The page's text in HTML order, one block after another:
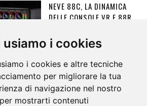
usiamo i cookies
i cookies e altre tecniche
per migliorare la tua
di navigazione nel nostro
mostrarti contenuti
NEVE 88C, LA DINAMICA
DELLE CONSOLE VR E 88R
HARDWARE ,PRO AUDIO
SOLID STATE LOGIC THE
BUS+: HOW TO MANAGE
NEGATIVE COMPRESSION
CONTATTACI